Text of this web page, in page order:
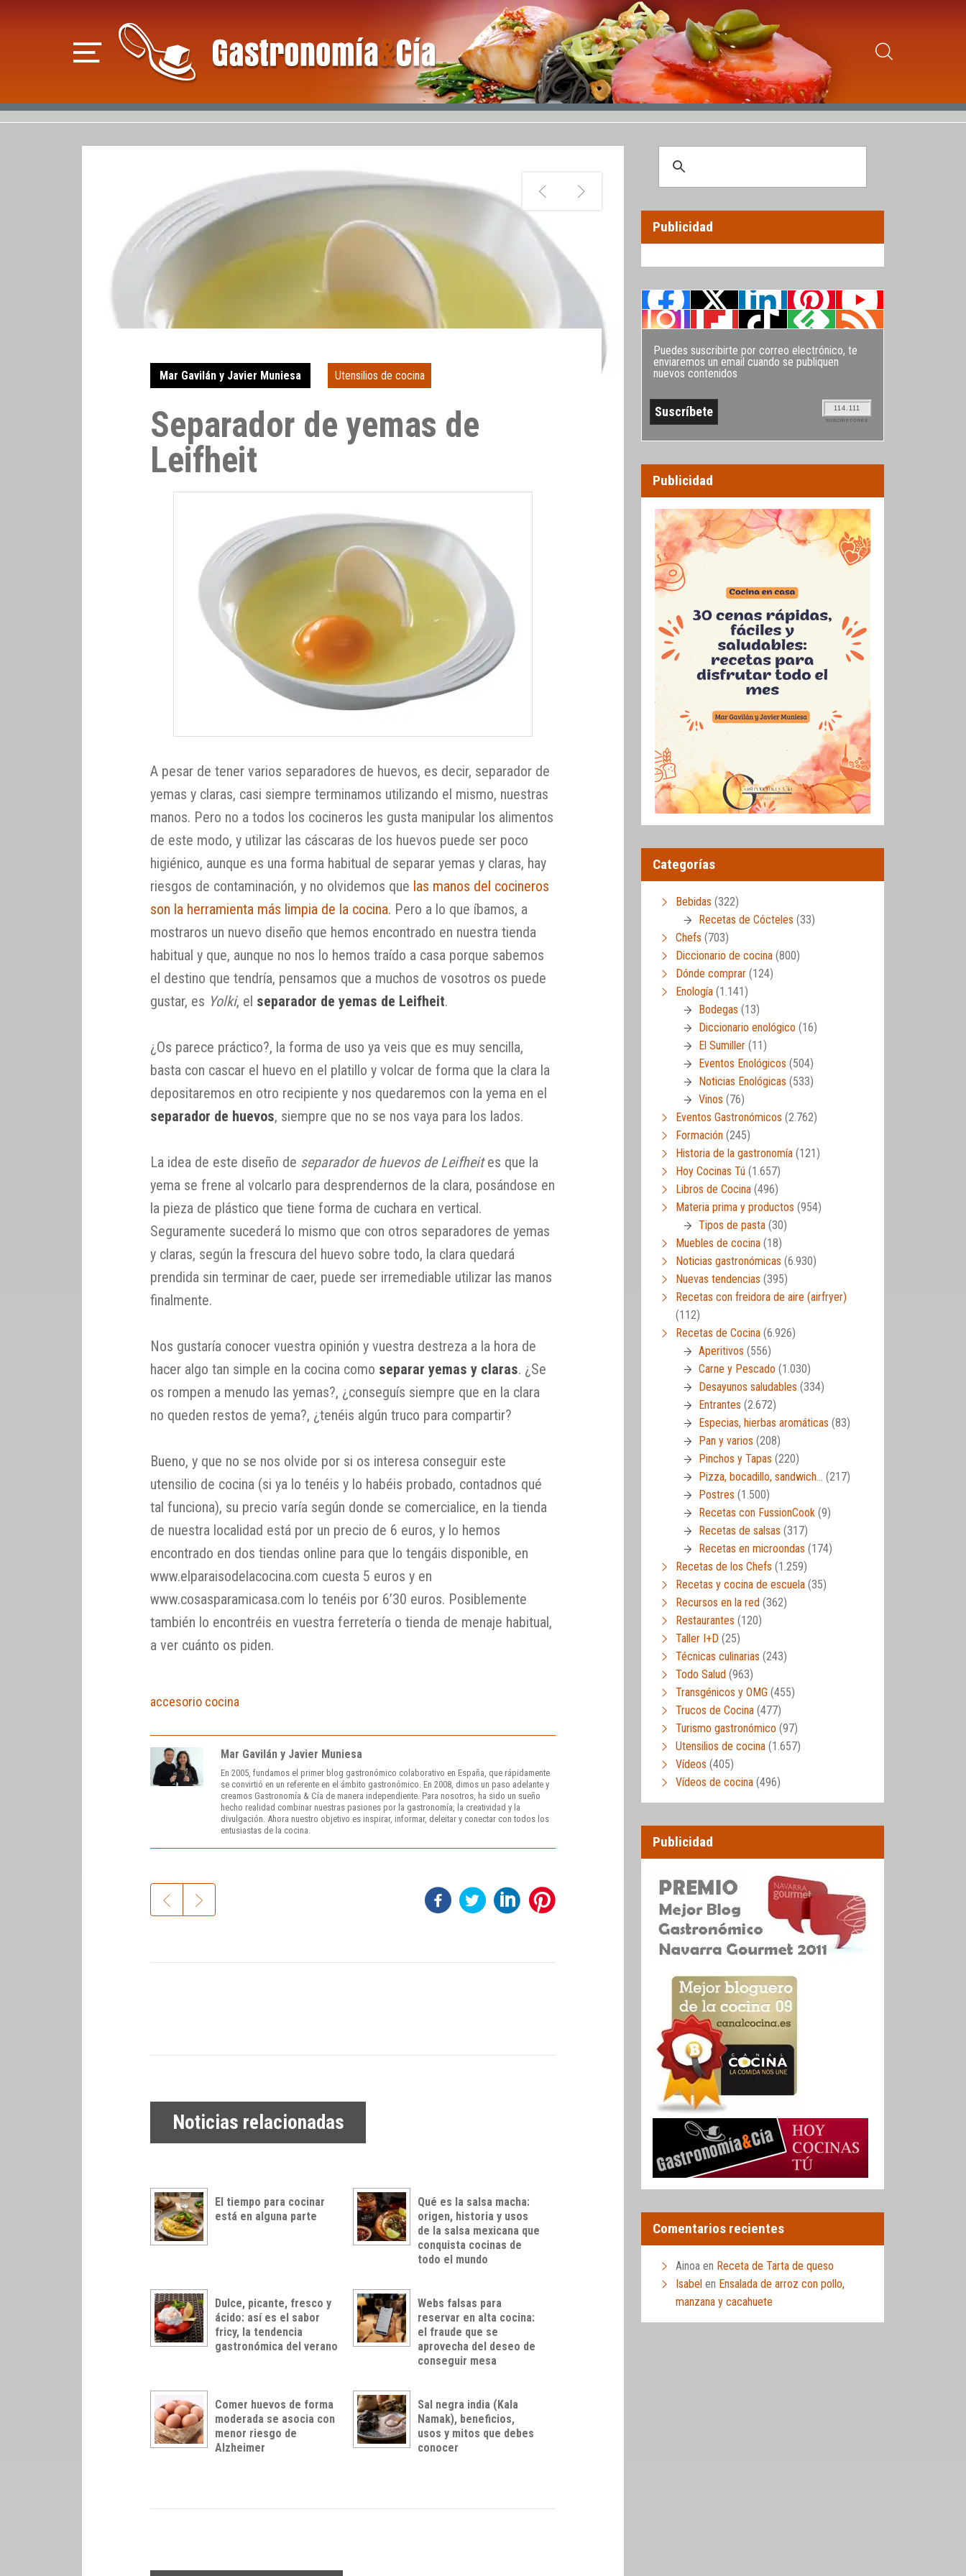
Mar Gavilán y Javier Muniesa Utensilios de cocina
Separador de yemas de
Leifheit
A pesar de tener varios separadores de huevos, es decir, separador de
yemas y claras, casi siempre terminamos utilizando el mismo, nuestras
manos. Pero no a todos los cocineros les gusta manipular los alimentos
de este modo, y utilizar las cáscaras de los huevos puede ser poco
higiénico, aunque es una forma habitual de separar yemas y claras, hay
riesgos de contaminación, y no olvidemos que las manos del cocineros
son la herramienta más limpia de la cocina. Pero a lo que íbamos, a
mostraros un nuevo diseño que hemos encontrado en nuestra tienda
habitual y que, aunque no nos lo hemos traído a casa porque sabemos
el destino que tendría, pensamos que a muchos de vosotros os puede
gustar, es Yolki, el separador de yemas de Leifheit.
¿Os parece práctico?, la forma de uso ya veis que es muy sencilla,
basta con cascar el huevo en el platillo y volcar de forma que la clara la
depositaremos en otro recipiente y nos quedaremos con la yema en el
separador de huevos, siempre que no se nos vaya para los lados.
La idea de este diseño de separador de huevos de Leifheites que la
yema se frene al volcarlo para desprendernos de la clara, posándose en
la pieza de plástico que tiene forma de cuchara en vertical.
Seguramente sucederá lo mismo que con otros separadores de yemas
y claras, según la frescura del huevo sobre todo, la clara quedará
prendida sin terminar de caer, puede ser irremediable utilizar las manos
finalmente.
Nos gustaría conocer vuestra opinión y vuestra destreza a la hora de
hacer algo tan simple en la cocina como separar yemas y claras. ¿Se
os rompen a menudo las yemas?, ¿conseguís siempre que en la clara
no queden restos de yema?, ¿tenéis algún truco para compartir?
Bueno, y que no se nos olvide por si os interesa conseguir este
utensilio de cocina (si ya lo tenéis y lo habéis probado, contadnos qué
tal funciona), su precio varía según donde se comercialice, en la tienda
de nuestra localidad está por un precio de 6 euros, y lo hemos
encontrado en dos tiendas online para que lo tengáis disponible, en
www.elparaisodelacocina.com cuesta 5 euros y en
www.cosasparamicasa.com lo tenéis por 6’30 euros. Posiblemente
también lo encontréis en vuestra ferretería o tienda de menaje habitual,
a ver cuánto os piden.
accesorio cocina
Mar Gavilán y Javier Muniesa
En 2005, fundamos el primer blog gastronómico colaborativo en España, que rápidamente
se convirtió en un referente en el ámbito gastronómico. En 2008, dimos un paso adelante y
creamos Gastronomía & Cía de manera independiente. Para nosotros, ha sido un sueño
hecho realidad combinar nuestras pasiones por la gastronomía, la creatividad y la
divulgación. Ahora nuestro objetivo es inspirar, informar, deleitar y conectar con todos los
entusiastas de la cocina.
Noticias relacionadas
El tiempo para cocinar
está en alguna parte
Qué es la salsa macha:
origen, historia y usos
de la salsa mexicana que
conquista cocinas de
todo el mundo
Dulce, picante, fresco y
ácido: así es el sabor
fricy, la tendencia
gastronómica del verano
Webs falsas para
reservar en alta cocina:
el fraude que se
aprovecha del deseo de
conseguir mesa
Comer huevos de forma
moderada se asocia con
menor riesgo de
Alzheimer
Sal negra india (Kala
Namak), beneficios,
usos y mitos que debes
conocer
Publicidad
Puedes suscribirte por correo electrónico, te
enviaremos un email cuando se publiquen
nuevos contenidos
114.111
SUSCRIPTORES
Publicidad
Categorías
Bebidas (322)
Recetas de Cócteles (33)
Chefs (703)
Diccionario de cocina (800)
Dónde comprar (124)
Enología (1.141)
Bodegas (13)
Diccionario enológico (16)
El Sumiller (11)
Eventos Enológicos (504)
Noticias Enológicas (533)
Vinos (76)
Eventos Gastronómicos (2.762)
Formación (245)
Historia de la gastronomía (121)
Hoy Cocinas Tú (1.657)
Libros de Cocina (496)
Materia prima y productos (954)
Tipos de pasta (30)
Muebles de cocina (18)
Noticias gastronómicas (6.930)
Nuevas tendencias (395)
Recetas con freidora de aire (airfryer)
(112)
Recetas de Cocina (6.926)
Aperitivos (556)
Carne y Pescado (1.030)
Desayunos saludables (334)
Entrantes (2.672)
Especias, hierbas aromáticas (83)
Pan y varios (208)
Pinchos y Tapas (220)
Pizza, bocadillo, sandwich… (217)
Postres (1.500)
Recetas con FussionCook (9)
Recetas de salsas (317)
Recetas en microondas (174)
Recetas de los Chefs (1.259)
Recetas y cocina de escuela (35)
Recursos en la red (362)
Restaurantes (120)
Taller I+D (25)
Técnicas culinarias (243)
Todo Salud (963)
Transgénicos y OMG (455)
Trucos de Cocina (477)
Turismo gastronómico (97)
Utensilios de cocina (1.657)
Vídeos (405)
Vídeos de cocina (496)
Publicidad
Comentarios recientes
Ainoa en Receta de Tarta de queso
Isabel en Ensalada de arroz con pollo,
manzana y cacahuete